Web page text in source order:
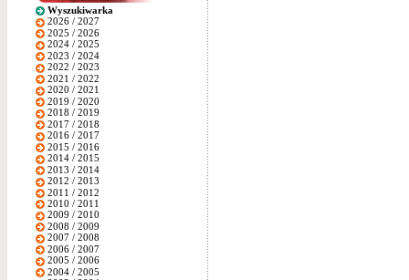
Wyszukiwarka
2026 / 2027
2025 / 2026
2024 / 2025
2023 / 2024
2022 / 2023
2021 / 2022
2020 / 2021
2019 / 2020
2018 / 2019
2017 / 2018
2016 / 2017
2015 / 2016
2014 / 2015
2013 / 2014
2012 / 2013
2011 / 2012
2010 / 2011
2009 / 2010
2008 / 2009
2007 / 2008
2006 / 2007
2005 / 2006
2004 / 2005